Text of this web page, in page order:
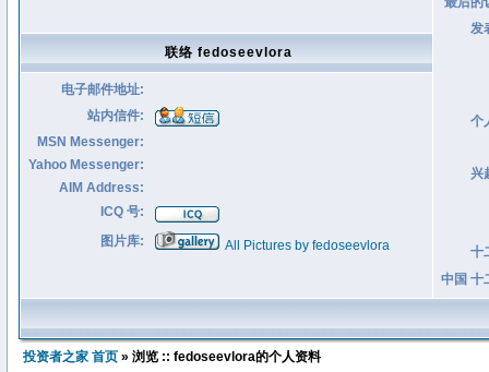
发
个
兴
十
中国 十
联络 fedoseevlora
电子邮件地址:
站内信件:
MSN Messenger:
Yahoo Messenger:
AIM Address:
ICQ 号:
图片库:
All Pictures by fedoseevlora
投资者之家 首页 » 浏览 :: fedoseevlora的个人资料